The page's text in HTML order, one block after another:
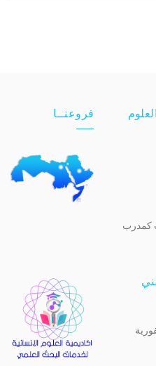
كمدرب
فروعنــا